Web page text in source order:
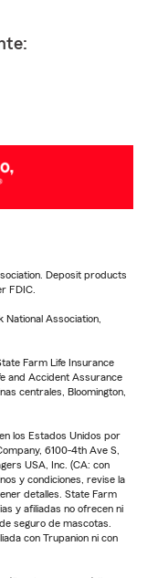
Deposit products
FDIC.
Association,
Farm Life Insurance
and Accident Assurance
centrales, Bloomington,
los Estados Unidos por
6100-4th Ave S,
USA, Inc. (CA: con
y condiciones, revise la
detalles. State Farm
y afiliadas no ofrecen ni
seguro de mascotas.
con Trupanion ni con